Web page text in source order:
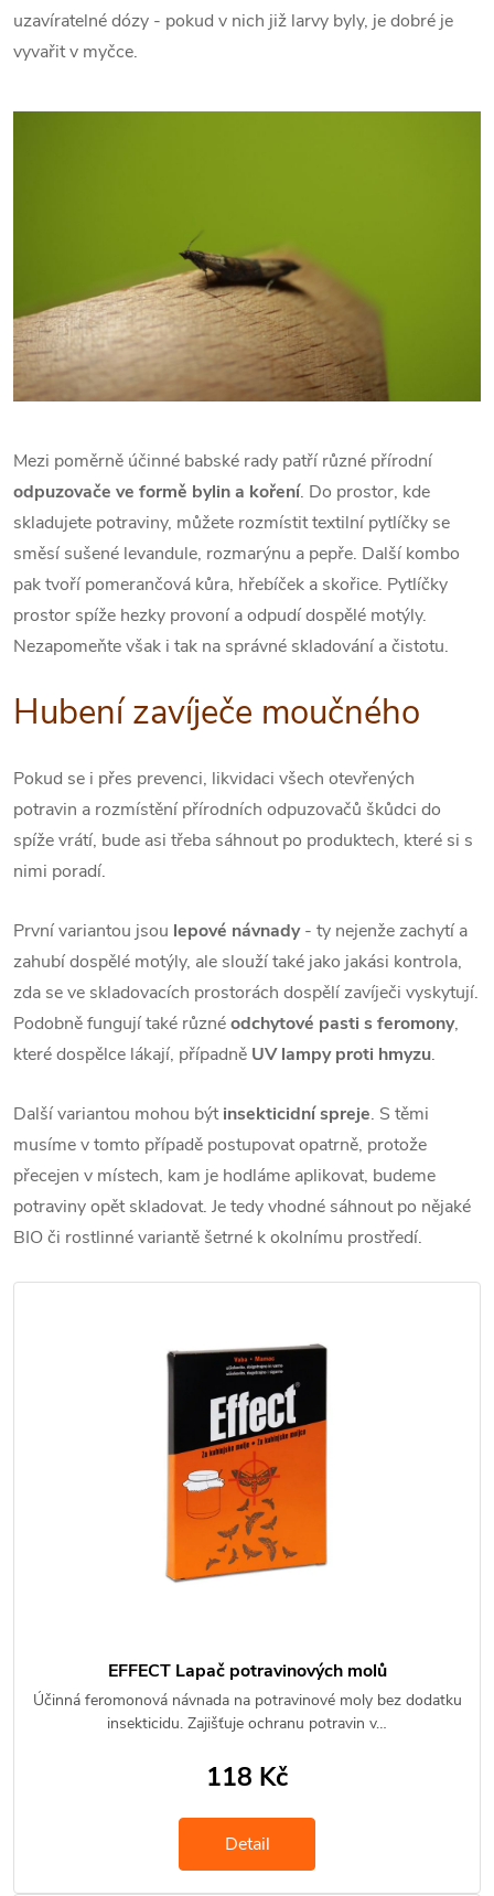
uzavíratelné dózy - pokud v nich již larvy byly, je dobré je
vyvařit v myčce.
Mezi poměrně účinné babské rady patří různé přírodní
odpuzovače ve formě bylin a koření. Do prostor, kde
skladujete potraviny, můžete rozmístit textilní pytlíčky se
směsí sušené levandule, rozmarýnu a pepře. Další kombo
pak tvoří pomerančová kůra, hřebíček a skořice. Pytlíčky
prostor spíže hezky provoní a odpudí dospělé motýly.
Nezapomeňte však i tak na správné skladování a čistotu.
Hubení zavíječe moučného
Pokud se i přes prevenci, likvidaci všech otevřených
potravin a rozmístění přírodních odpuzovačů škůdci do
spíže vrátí, bude asi třeba sáhnout po produktech, které si s
nimi poradí.
První variantou jsou lepové návnady- ty nejenže zachytí a
zahubí dospělé motýly, ale slouží také jako jakási kontrola,
zda se ve skladovacích prostorách dospělí zavíječi vyskytují.
Podobně fungují také různéodchytové pasti s feromony,
které dospělce lákají, případně UV lampy proti hmyzu.
Další variantou mohou býtinsekticidní spreje. S těmi
musíme v tomto případě postupovat opatrně, protože
přecejen v místech, kam je hodláme aplikovat, budeme
potraviny opět skladovat. Je tedy vhodné sáhnout po nějaké
BIO či rostlinné variantě šetrné k okolnímu prostředí.
EFFECT Lapač potravinových molů
Účinná feromonová návnada na potravinové moly bez dodatku
insekticidu. Zajišťuje ochranu potravin v…
118 Kč
Detail